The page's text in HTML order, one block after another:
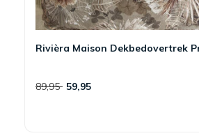
Rivièra Maison Dekbedovertrek
89,95 59,95